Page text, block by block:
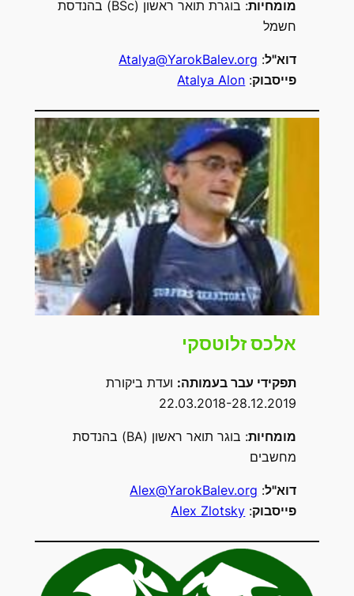
מומחיות
: בוגרת תואר ראשון (BSc) בהנדסת
חשמל
דוא"ל:
Atalya@YarokBalev.org
פייסבוק:
Atalya Alon
אלכס זלוטסקי
תפקידי עבר בעמותה: ועדת ביקורת
22.03.2018-28.12.2019
מומחיות
: בוגר תואר ראשון (BA) בהנדסת
מחשבים
דוא"ל:
Alex@YarokBalev.org
פייסבוק:
Alex Zlotsky